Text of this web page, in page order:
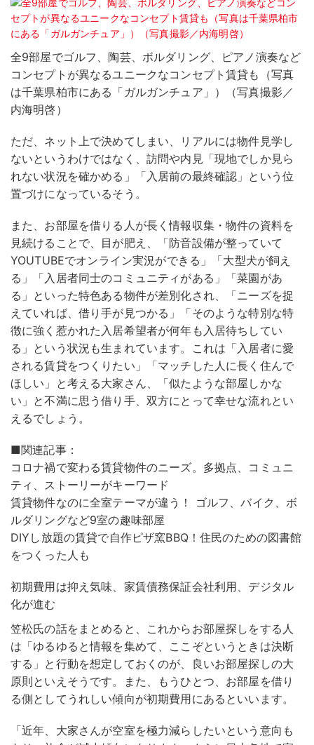
全9部屋でゴルフ、陶芸、ボルダリング、ピアノ演奏など
コンセプトが異なるユニークなコンセプト賃貸も（写真
は千葉県柏市にある「ガルガンチュア」）（写真撮影／
内海明啓）
ただ、ネット上で決めてしまい、リアルには物件見学し
ないというわけではなく、訪問や内見「現地でしか見ら
れない状況を確かめる」「入居前の最終確認」という位
置づけになっているそう。
また、お部屋を借りる人が長く情報収集・物件の資料を
見続けることで、目が肥え、「防音設備が整っていて
YOUTUBEでオンライン実況ができる」「大型犬が飼え
る」「入居者同士のコミュニティがある」「菜園があ
る」といった特色ある物件が差別化され、「ニーズを捉
えていれば、借り手が見つかる」「そのような特別な特
徴に強く惹かれた入居希望者が何年も入居待ちしてい
る」という状況も生まれています。これは「入居者に愛
される賃貸をつくりたい」「マッチした人に長く住んで
ほしい」と考える大家さん、「似たような部屋しかな
い」と不満に思う借り手、双方にとって幸せな流れとい
えるでしょう。
■関連記事：
コロナ禍で変わる賃貸物件のニーズ。多拠点、コミュニ
ティ、ストーリーがキーワード
賃貸物件なのに全室テーマが違う！ ゴルフ、バイク、ボ
ルダリングなど9室の趣味部屋
DIYし放題の賃貸で自作ピザ窯BBQ！住民のための図書館
をつくった人も
初期費用は抑え気味、家賃債務保証会社利用、デジタル
化が進む
笠松氏の話をまとめると、これからお部屋探しをする人
は「ゆるゆると情報を集めて、ここぞというときは決断
する」と行動を想定しておくのが、良いお部屋探しの大
原則といえそうです。また、もうひとつ、お部屋を借り
る側としてうれしい傾向が初期費用にあるといいます。
「近年、大家さんが空室を極力減らしたいという意向も